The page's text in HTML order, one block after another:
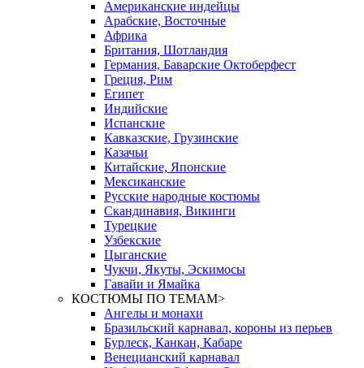
Американские индейцы
Арабские, Восточные
Африка
Британия, Шотландия
Германия, Баварские Октоберфест
Греция, Рим
Египет
Индийские
Испанские
Кавказские, Грузинские
Казачьи
Китайские, Японские
Мексиканские
Русские народные костюмы
Скандинавия, Викинги
Турецкие
Узбекские
Цыганские
Чукчи, Якуты, Эскимосы
Гавайи и Ямайка
КОСТЮМЫ ПО ТЕМАМ>
Ангелы и монахи
Бразильский карнавал, короны из перьев
Бурлеск, Канкан, Кабаре
Венецианский карнавал